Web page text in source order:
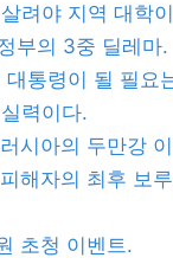
려야 지역 대학
부의 3중 딜레마.
대통령이 될 필요
력이다.
시아의 두만강
해자의 최후 보
초청 이벤트.